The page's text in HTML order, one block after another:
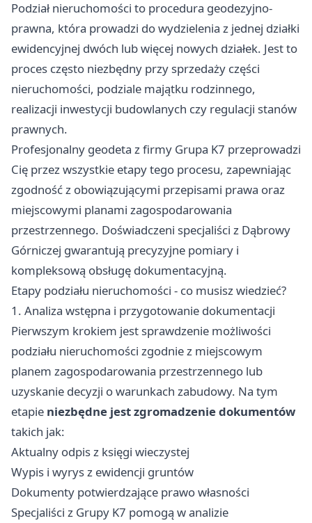
Podział nieruchomości to procedura geodezyjno-
prawna, która prowadzi do wydzielenia z jednej działki
ewidencyjnej dwóch lub więcej nowych działek. Jest to
proces często niezbędny przy sprzedaży części
nieruchomości, podziale majątku rodzinnego,
realizacji inwestycji budowlanych czy regulacji stanów
prawnych.
Profesjonalny geodeta z firmy Grupa K7 przeprowadzi
Cię przez wszystkie etapy tego procesu, zapewniając
zgodność z obowiązującymi przepisami prawa oraz
miejscowymi planami zagospodarowania
przestrzennego. Doświadczeni specjaliści z Dąbrowy
Górniczej gwarantują precyzyjne pomiary i
kompleksową obsługę dokumentacyjną.
Etapy podziału nieruchomości - co musisz wiedzieć?
1. Analiza wstępna i przygotowanie dokumentacji
Pierwszym krokiem jest sprawdzenie możliwości
podziału nieruchomości zgodnie z miejscowym
planem zagospodarowania przestrzennego lub
uzyskanie decyzji o warunkach zabudowy. Na tym
etapie niezbędne jest zgromadzenie dokumentów
takich jak:
Aktualny odpis z księgi wieczystej
Wypis i wyrys z ewidencji gruntów
Dokumenty potwierdzające prawo własności
Specjaliści z Grupy K7 pomogą w analizie